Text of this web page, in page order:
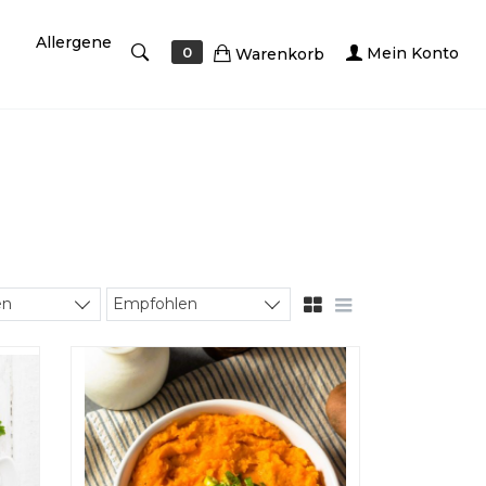
Allergene
0 Warenkorb Mein Konto
Sort products
Empfohlen